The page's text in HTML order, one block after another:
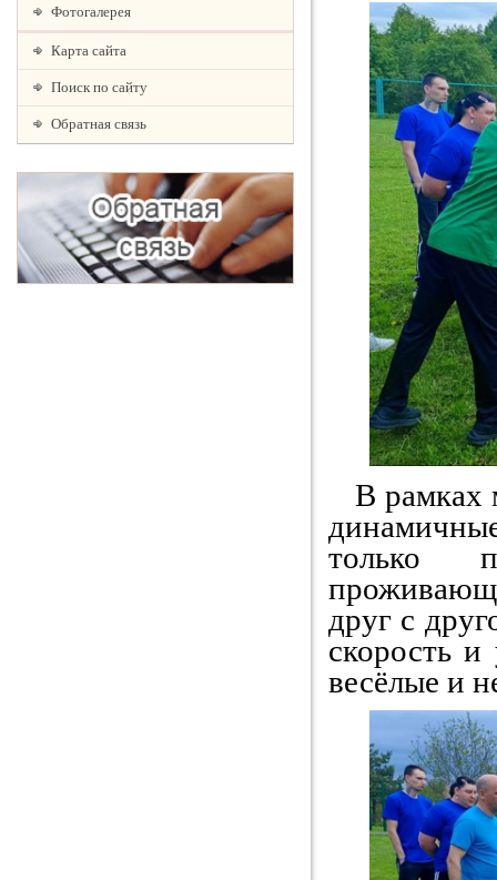
Фотогалерея
Карта сайта
Поиск по сайту
Обратная связь
В рамках
только
друг с
скорость и
весёлые и